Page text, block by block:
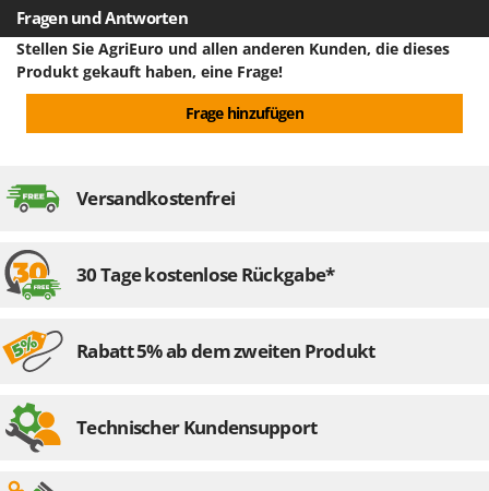
Klimaanlagen – Klimageräte
Knetmaschinen
Knochensägen
Kompressoren - elektrisch
Küchenreiben - elektrisch
L
Laubsauger - Laubbläser
Luftkühler
E
Echo
EcoFlow
Elegen
Enotecnica Pillan
EuroMech
F
FAC
Fragen und Antworten
Stellen Sie AgriEuro und allen anderen Kunden, die dieses
Produkt gekauft haben, eine Frage!
Frage hinzufügen
Versandkostenfrei
30 Tage kostenlose Rückgabe*
Rabatt 5% ab dem zweiten Produkt
Technischer Kundensupport